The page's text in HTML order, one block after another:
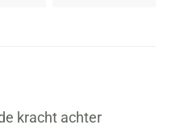
kracht achter